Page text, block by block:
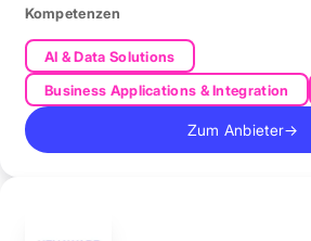
Kompetenzen
AI & Data Solutions
Business Applications & Integration
Zum Anbieter→